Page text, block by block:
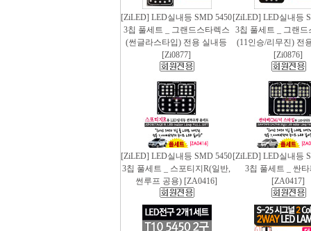
[ZiLED] LED실내등 SMD 5450
3칩 풀세트 _ 그랜드스타렉스
(썬글라스타입) 전용 실내등
[Zi0877]
[ZiLED] LED실내등
3칩 풀세트 _ 그랜드
(11인승/리무진) 전
[Zi0876]
[ZiLED] LED실내등 SMD 5450
3칩 풀세트 _ 스포티지R(일반,
썬루프 공용) [ZA0416]
[ZiLED] LED실내등
3칩 풀세트 _ 싼
[ZA0417]